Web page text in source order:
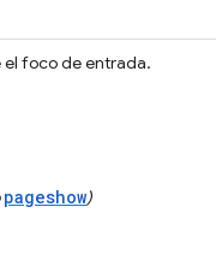
el foco de entrada.
pageshow)